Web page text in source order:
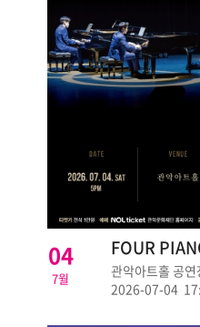
04
7월
FOUR
피아노 오케
관악아트홀 공연
2026-07-04